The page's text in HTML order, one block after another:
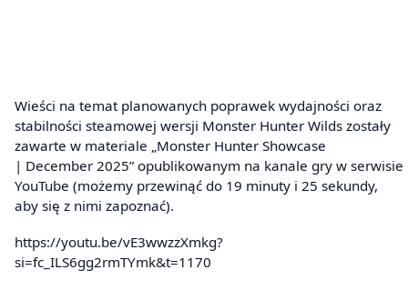
Wieści na temat planowanych poprawek wydajności oraz
stabilności steamowej wersji Monster Hunter Wilds zostały
zawarte w materiale „Monster Hunter Showcase
| December 2025” opublikowanym na kanale gry w serwisie
YouTube (możemy przewinąć do 19 minuty i 25 sekundy,
aby się z nimi zapoznać).
https://youtu.be/vE3wwzzXmkg?
si=fc_ILS6gg2rmTYmk&t=1170